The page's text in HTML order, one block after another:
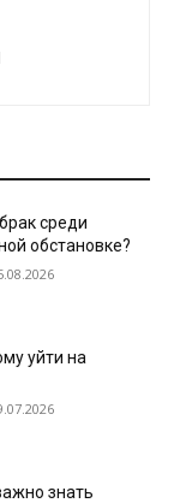
среди
обстановке?
уйти на
знать